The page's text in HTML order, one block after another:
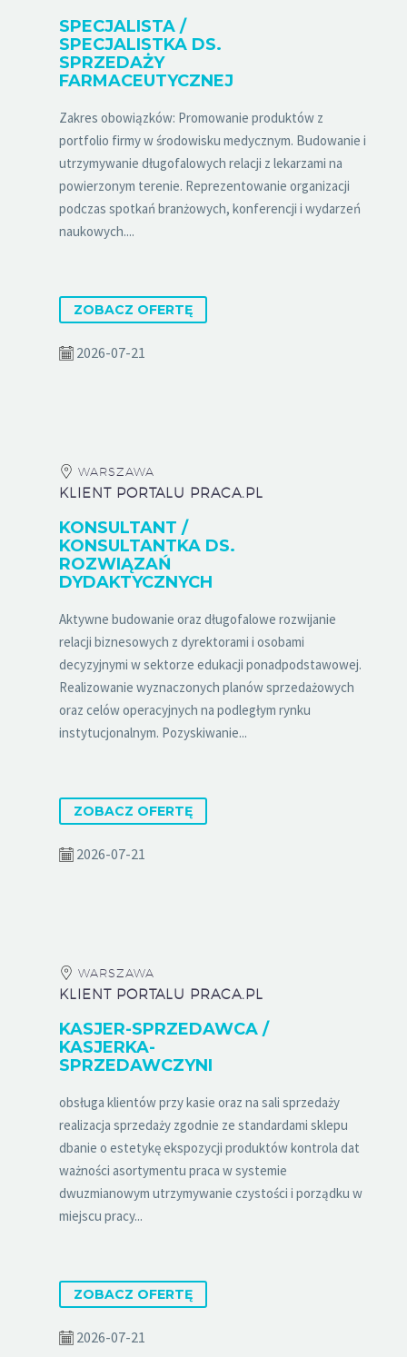
SPECJALISTA /
SPECJALISTKA DS.
SPRZEDAŻY
FARMACEUTYCZNEJ
Zakres obowiązków: Promowanie produktów z
portfolio firmy w środowisku medycznym. Budowanie i
utrzymywanie długofalowych relacji z lekarzami na
powierzonym terenie. Reprezentowanie organizacji
podczas spotkań branżowych, konferencji i wydarzeń
naukowych....
ZOBACZ OFERTĘ
2026-07-21
WARSZAWA
KLIENT PORTALU PRACA.PL
KONSULTANT /
KONSULTANTKA DS.
ROZWIĄZAŃ
DYDAKTYCZNYCH
Aktywne budowanie oraz długofalowe rozwijanie
relacji biznesowych z dyrektorami i osobami
decyzyjnymi w sektorze edukacji ponadpodstawowej.
Realizowanie wyznaczonych planów sprzedażowych
oraz celów operacyjnych na podległym rynku
instytucjonalnym. Pozyskiwanie...
ZOBACZ OFERTĘ
2026-07-21
WARSZAWA
KLIENT PORTALU PRACA.PL
KASJER-SPRZEDAWCA /
KASJERKA-
SPRZEDAWCZYNI
obsługa klientów przy kasie oraz na sali sprzedaży
realizacja sprzedaży zgodnie ze standardami sklepu
dbanie o estetykę ekspozycji produktów kontrola dat
ważności asortymentu praca w systemie
dwuzmianowym utrzymywanie czystości i porządku w
miejscu pracy...
ZOBACZ OFERTĘ
2026-07-21